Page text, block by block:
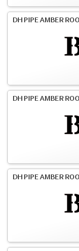
DH PIPE AMBER
DH PIPE AMBER
DH PIPE AMBER